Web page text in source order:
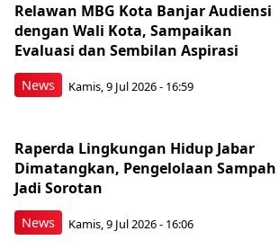
News
Relawan MBG Kota Banjar Audiensi
dengan Wali Kota, Sampaikan
Evaluasi dan Sembilan Aspirasi
Kamis, 9 Jul 2026 - 16:59
News
Raperda Lingkungan Hidup Jabar
Dimatangkan, Pengelolaan Sampah
Jadi Sorotan
Kamis, 9 Jul 2026 - 16:06